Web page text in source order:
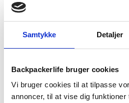
Samtykke Detaljer
Backpackerlife bruger cookies
Vi bruger cookies til at tilpasse
annoncer, til at vise dig
BESKRIVELSE
BRAND